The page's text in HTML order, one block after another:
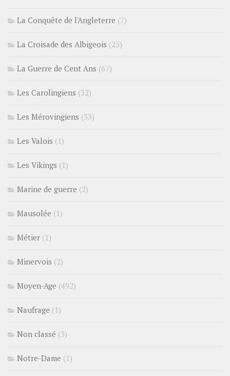
La Conquête de l'Angleterre (7)
La Croisade des Albigeois (25)
La Guerre de Cent Ans (67)
Les Carolingiens (32)
Les Mérovingiens (33)
Les Valois (1)
Les Vikings (1)
Marine de guerre (2)
Mausolée (1)
Métier (1)
Minervois (2)
Moyen-Age (492)
Naufrage (1)
Non classé (3)
Notre-Dame (1)